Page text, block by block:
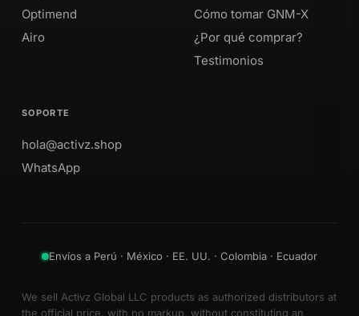
Optimend
Airo
Cómo tomar GNM-X
¿Por qué comprar?
Testimonios
SOPORTE
hola@activz.shop
WhatsApp
Envíos a Perú · México · EE. UU. · Colombia · Ecuador
We sell Activz Global LLC products as authorized distributors at
the official price, with no markup, without constituting an